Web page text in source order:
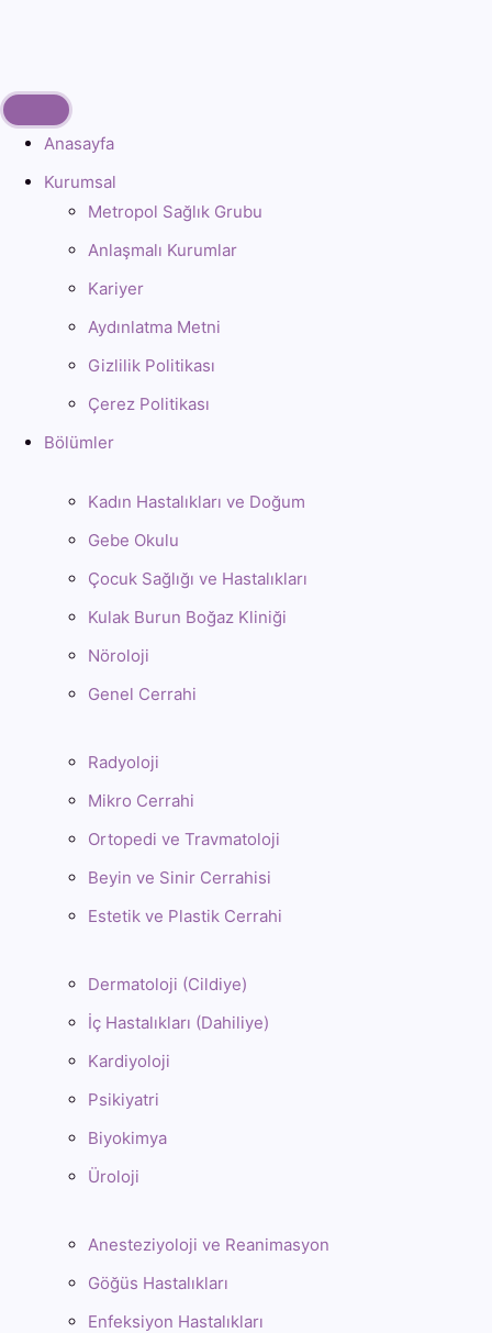
Anasayfa
Kurumsal
Metropol Sağlık Grubu
Anlaşmalı Kurumlar
Kariyer
Aydınlatma Metni
Gizlilik Politikası
Çerez Politikası
Bölümler
Kadın Hastalıkları ve Doğum
Gebe Okulu
Çocuk Sağlığı ve Hastalıkları
Kulak Burun Boğaz Kliniği
Nöroloji
Genel Cerrahi
Radyoloji
Mikro Cerrahi
Ortopedi ve Travmatoloji
Beyin ve Sinir Cerrahisi
Estetik ve Plastik Cerrahi
Dermatoloji (Cildiye)
İç Hastalıkları (Dahiliye)
Kardiyoloji
Psikiyatri
Biyokimya
Üroloji
Anesteziyoloji ve Reanimasyon
Göğüs Hastalıkları
Enfeksiyon Hastalıkları